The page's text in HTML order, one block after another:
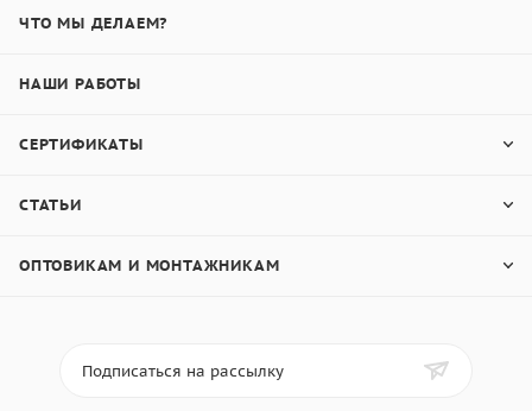
ЧТО МЫ ДЕЛАЕМ?
НАШИ РАБОТЫ
СЕРТИФИКАТЫ
СТАТЬИ
ОПТОВИКАМ И МОНТАЖНИКАМ
Подписаться на рассылку